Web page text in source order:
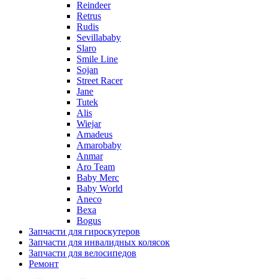
Reindeer
Retrus
Rudis
Sevillababy
Slaro
Smile Line
Sojan
Street Racer
Jane
Tutek
Alis
Wiejar
Amadeus
Amarobaby
Anmar
Aro Team
Baby Merc
Baby World
Aneco
Bexa
Bogus
Запчасти для гироскутеров
Запчасти для инвалидных колясок
Запчасти для велосипедов
Ремонт